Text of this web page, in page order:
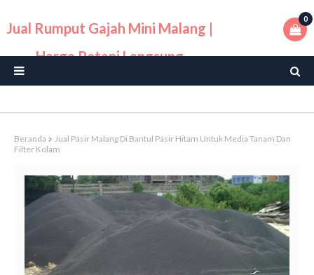
Jual Rumput Gajah Mini Malang |
Harga Petani Langsung
0
Beranda
Jual Pasir Malang Di Bantul Pasir Hitam Untuk Media Tanam Dan
Filter Kolam